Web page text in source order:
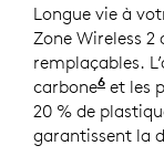
Longue vie à
Zone Wireless
remplaçables.
carbone6 Pour
et les
20 % de
garantissent la